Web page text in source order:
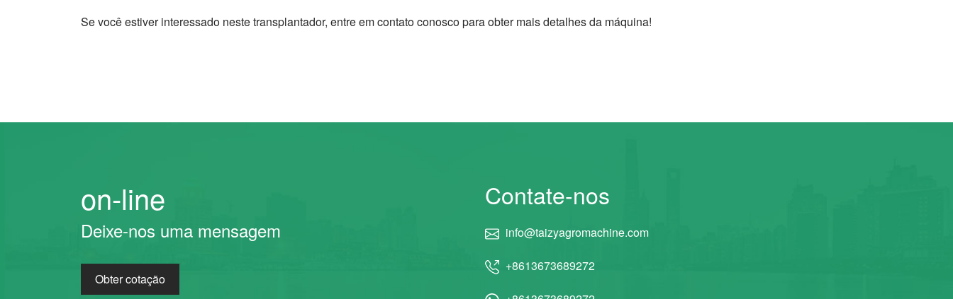
Se você estiver interessado neste transplantador, entre em contato conosco para obter mais detalhes da máquina!
on-line
Deixe-nos uma mensagem
Obter cotação
Contate-nos
info@taizyagromachine.com
+8613673689272